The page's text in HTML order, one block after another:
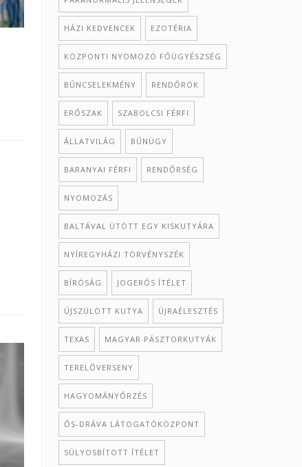
HÁZI KEDVENCEK EZOTÉRIA
KÖZPONTI NYOMOZÓ FŐÜGYÉSZSÉG
BŰNCSELEKMÉNY RENDŐRÖK
ERŐSZAK SZABOLCSI FÉRFI
ÁLLATVILÁG BŰNÜGY
BARANYAI FÉRFI RENDŐRSÉG
NYOMOZÁS
BALTÁVAL ÜTÖTT EGY KISKUTYÁRA
NYÍREGYHÁZI TÖRVÉNYSZÉK
BÍRÓSÁG JOGERŐS ÍTÉLET
ÚJSZÜLÖTT KUTYA ÚJRAÉLESZTÉS
TEXAS MAGYAR PÁSZTORKUTYÁK
TERELŐVERSENY
HAGYOMÁNYŐRZÉS
ŐS-DRÁVA LÁTOGATÓKÖZPONT
SÚLYOSBÍTOTT ÍTÉLET